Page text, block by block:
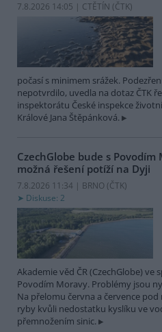
7.8.2026 14:05 | CTĚTÍN (ČTK)
počasí s minimem srážek.
nepotvrdilo, uvedla na dotaz ČTK
inspektorátu České inspekce
Králové Jana Štěpánková.
CzechGlobe bude s
možná řešení potíží na Dyji
7.8.2026 11:34 | BRNO (ČTK)
Diskuse: 2
Akademie věd ČR (CzechGlobe)
Povodím Moravy. Problémy jsou
Na přelomu června a července
ryby kvůli nedostatku kyslíku ve
přemnožením sinic.